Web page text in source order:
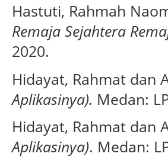
Hastuti, Rahmah
Remaja Sejahtera
2020.
Hidayat, Rahmat dan
Aplikasinya). Medan:
Hidayat, Rahmat dan
Aplikasinya). Medan: